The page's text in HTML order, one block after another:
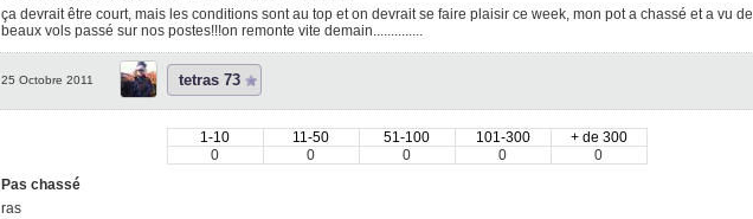
ça devrait être court, mais les conditions sont au top et on devrait se faire plaisir ce week, mon pot a chassé et a vu de
beaux vols passé sur nos postes!!!on remonte vite demain..............
25 Octobre 2011 tetras 73
1-10 11-50 51-100 101-300
+ de 300
0
0 0 0
0
Pas chassé
ras